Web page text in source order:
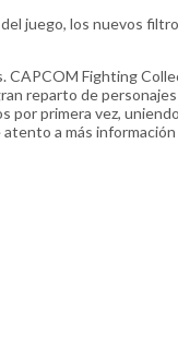
juego, los nuevos
CAPCOM Fighting
reparto de personajes
por primera vez,
atento a más